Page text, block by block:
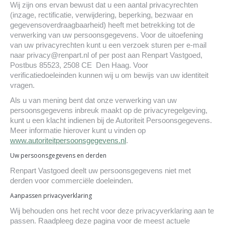
Wij zijn ons ervan bewust dat u een aantal privacyrechten
(inzage, rectificatie, verwijdering, beperking, bezwaar en
gegevensoverdraagbaarheid) heeft met betrekking tot de
verwerking van uw persoonsgegevens. Voor de uitoefening
van uw privacyrechten kunt u een verzoek sturen per e-mail
naar privacy@renpart.nl of per post aan Renpart Vastgoed,
Postbus 85523, 2508 CE Den Haag. Voor
verificatiedoeleinden kunnen wij u om bewijs van uw identiteit
vragen.
Als u van mening bent dat onze verwerking van uw
persoonsgegevens inbreuk maakt op de privacyregelgeving,
kunt u een klacht indienen bij de Autoriteit Persoonsgegevens.
Meer informatie hierover kunt u vinden op
www.autoriteitpersoonsgegevens.nl.
Uw persoonsgegevens en derden
Renpart Vastgoed deelt uw persoonsgegevens niet met
derden voor commerciële doeleinden.
Aanpassen privacyverklaring
Wij behouden ons het recht voor deze privacyverklaring aan te
passen. Raadpleeg deze pagina voor de meest actuele